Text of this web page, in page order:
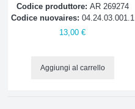
Codice produttore: AR 269274
Codice nuovaires: 04.24.03.001.1
13,00 €
Aggiungi al carrello